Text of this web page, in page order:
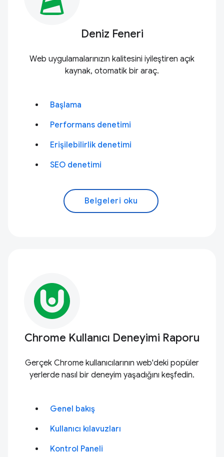
Deniz Feneri
Web uygulamalarınızın kalitesini iyileştiren açık
kaynak, otomatik bir araç.
Başlama
Performans denetimi
Erişilebilirlik denetimi
SEO denetimi
Belgeleri oku
Chrome Kullanıcı Deneyimi Raporu
Gerçek Chrome kullanıcılarının web'deki popüler
yerlerde nasıl bir deneyim yaşadığını keşfedin.
Genel bakış
Kullanıcı kılavuzları
Kontrol Paneli